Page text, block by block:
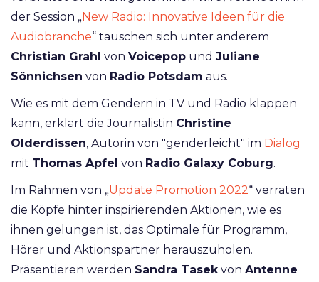
der Session „New Radio: Innovative Ideen für die
Audiobranche“ tauschen sich unter anderem
Christian Grahl von Voicepop und Juliane
Sönnichsen von Radio Potsdam aus.
Wie es mit dem Gendern in TV und Radio klappen
kann, erklärt die Journalistin Christine
Olderdissen, Autorin von "genderleicht" im Dialog
mit Thomas Apfel von Radio Galaxy Coburg.
Im Rahmen von „Update Promotion 2022“ verraten
die Köpfe hinter inspirierenden Aktionen, wie es
ihnen gelungen ist, das Optimale für Programm,
Hörer und Aktionspartner herauszuholen.
Präsentieren werden Sandra Tasekvon Antenne